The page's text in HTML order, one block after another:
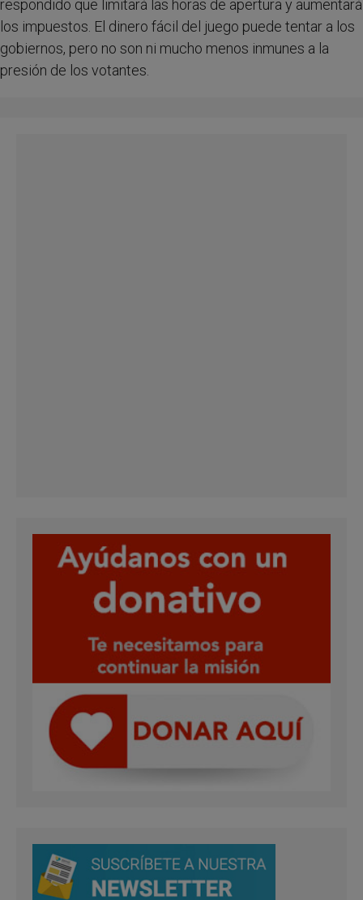
respondido que limitará las horas de apertura y aumentará
los impuestos. El dinero fácil del juego puede tentar a los
gobiernos, pero no son ni mucho menos inmunes a la
presión de los votantes.